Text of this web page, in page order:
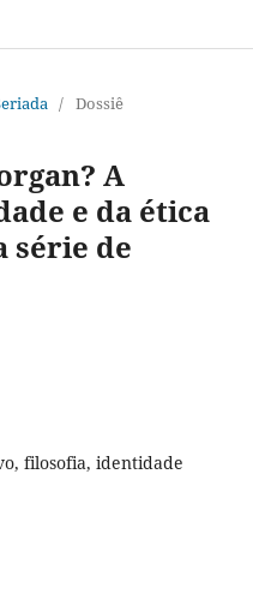
/ Dossiê
A
e da ética
série de
filosofia, identidade